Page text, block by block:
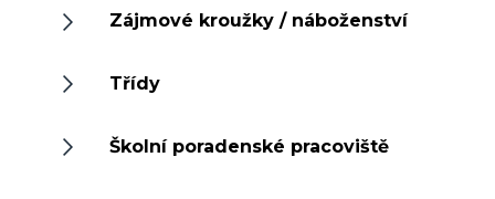
Zájmové kroužky / náboženství
Třídy
Školní poradenské pracoviště